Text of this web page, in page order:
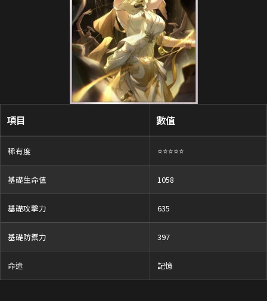
項目 數值
稀有度 ⭐⭐⭐⭐⭐
基礎生命值 1058
基礎攻擊力 635
基礎防禦力 397
命途 記憶